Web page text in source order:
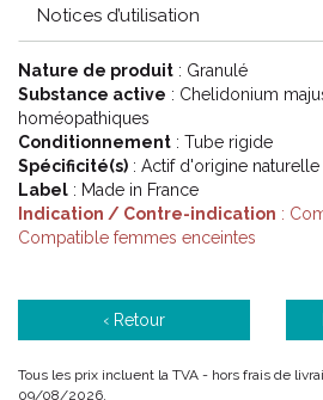
PROPRIÉTÉS:
CHELIDONIUM MAJUS est un
En gastro-entérologie : en cas
notamment dans les hépatites aigües,
des troubles hépatiques.
Notices d’utilisation
Nature de produit : Granulé
Substance active : Chelidonium
homéopathiques
Conditionnement : Tube rigide
Spécificité(s) : Actif d'origine naturelle
Label : Made in France
Indication / Contre-indication :
Compatible femmes enceintes
‹ Retour
Tous les prix incluent la TVA - hors frais de
09/08/2026.